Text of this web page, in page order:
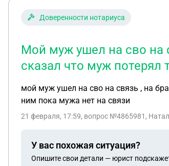
Доверенности нотариуса
Мой муж ушел на сво на
сказал что муж потерял
мой муж ушел на сво на связь , на
ним пока мужа нет на связи
21 февраля, 17:59, вопрос №4865981,
У вас похожая ситуация?
Опишите свои детали — юрист